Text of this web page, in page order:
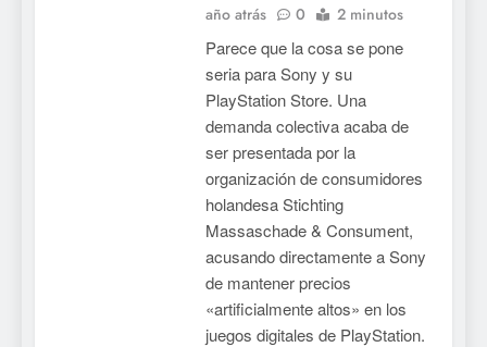
año atrás
0 2 minutos
Parece que la cosa se pone
seria para Sony y su
PlayStation Store. Una
demanda colectiva acaba de
ser presentada por la
organización de consumidores
holandesa Stichting
Massaschade & Consument,
acusando directamente a Sony
de mantener precios
«artificialmente altos» en los
juegos digitales de PlayStation.